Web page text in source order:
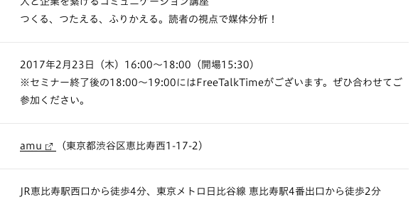
つくる、つたえる、ふりかえる。読者の視点で媒体分析！
2017年2月23日（木）16:00〜18:00（開場15:30）
※セミナー終了後の18:00〜19:00にはFreeTalkTimeがございます。ぜひ合わせてご
参加ください。
amu （東京都渋谷区恵比寿西1-17-2）
JR恵比寿駅西口から徒歩4分、東京メトロ日比谷線 恵比寿駅4番出口から徒歩2分